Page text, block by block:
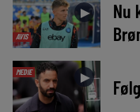
AVIS
►
Nu
MEDIE ►